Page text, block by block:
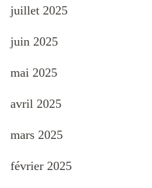
juillet 2025
juin 2025
mai 2025
avril 2025
mars 2025
février 2025